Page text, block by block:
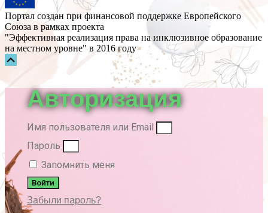
Портал создан при финансовой поддержке Европейского
Союза в рамках проекта
"Эффективная реализация права на инклюзивное образование
на местном уровне" в 2016 году
Авторизация
Имя пользователя или Email
Пароль
Запомнить меня
Войти
Забыли пароль?